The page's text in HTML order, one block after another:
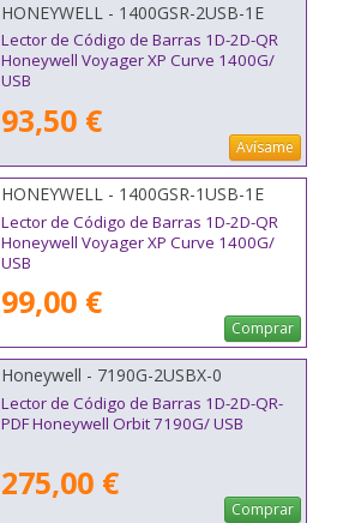
HONEYWELL - 1400GSR-2USB-1E
Lector de Código de Barras 1D-2D-QR
Honeywell Voyager XP Curve 1400G/
USB
93,50 €
Avísame
HONEYWELL - 1400GSR-1USB-1E
Lector de Código de Barras 1D-2D-QR
Honeywell Voyager XP Curve 1400G/
USB
99,00 €
Comprar
Honeywell - 7190G-2USBX-0
Lector de Código de Barras 1D-2D-QR-
PDF Honeywell Orbit 7190G/ USB
275,00 €
Comprar